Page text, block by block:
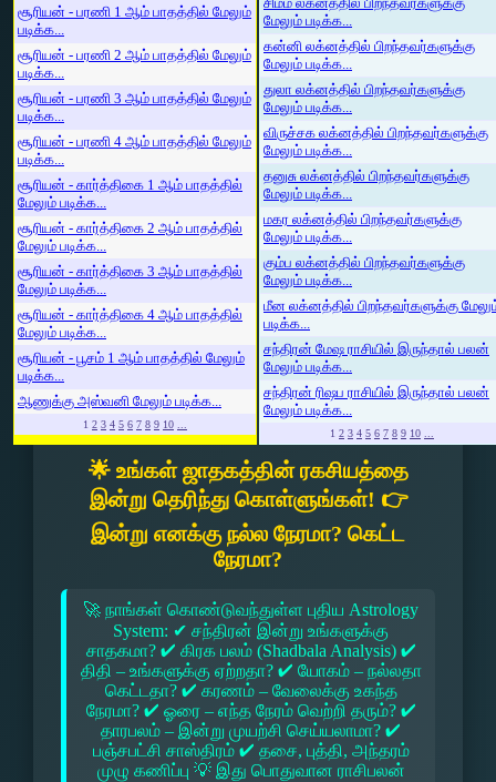
சூரியன் - பரணி 1 ஆம் பாதத்தில் மேலும்
படிக்க...
சூரியன் - பரணி 2 ஆம் பாதத்தில் மேலும்
படிக்க...
சூரியன் - பரணி 3 ஆம் பாதத்தில் மேலும்
படிக்க...
சூரியன் - பரணி 4 ஆம் பாதத்தில் மேலும்
படிக்க...
சூரியன் - கார்த்திகை 1 ஆம் பாதத்தில்
மேலும் படிக்க...
சூரியன் - கார்த்திகை 2 ஆம் பாதத்தில்
மேலும் படிக்க...
சூரியன் - கார்த்திகை 3 ஆம் பாதத்தில்
மேலும் படிக்க...
சூரியன் - கார்த்திகை 4 ஆம் பாதத்தில்
மேலும் படிக்க...
சூரியன் - பூசம் 1 ஆம் பாதத்தில் மேலும்
படிக்க...
ஆணுக்கு அஸ்வனி மேலும் படிக்க...
1 2 3 4 5 6 7 8 9 10 ...
மேலும் படிக்க...
கன்னி லக்னத்தில் பிறந்தவர்களுக்கு
மேலும் படிக்க...
துலா லக்னத்தில் பிறந்தவர்களுக்கு
மேலும் படிக்க...
விருச்சக லக்னத்தில் பிறந்தவர்களுக்கு
மேலும் படிக்க...
தனுசு லக்னத்தில் பிறந்தவர்களுக்கு
மேலும் படிக்க...
மகர லக்னத்தில் பிறந்தவர்களுக்கு
மேலும் படிக்க...
கும்ப லக்னத்தில் பிறந்தவர்களுக்கு
மேலும் படிக்க...
மீன லக்னத்தில் பிறந்தவர்களுக்கு
படிக்க...
சந்திரன் மேஷ ராசியில் இருந்தால் பலன்
மேலும் படிக்க...
சந்திரன் ரிஷப ராசியில் இருந்தால் பலன்
மேலும் படிக்க...
1 2 3 4 5 6 7 8 9 10 ...
🌟 உங்கள் ஜாதகத்தின் ரகசியத்தை
இன்று தெரிந்து கொள்ளுங்கள்! 👉
இன்று எனக்கு நல்ல நேரமா? கெட்ட
நேரமா?
🚀 நாங்கள் கொண்டுவந்துள்ள புதிய Astrology
System: ✔ சந்திரன் இன்று உங்களுக்கு
சாதகமா? ✔ கிரக பலம் (Shadbala Analysis) ✔
திதி – உங்களுக்கு ஏற்றதா? ✔ யோகம் – நல்லதா
கெட்டதா? ✔ கரணம் – வேலைக்கு உகந்த
நேரமா? ✔ ஓரை – எந்த நேரம் வெற்றி தரும்? ✔
தாரபலம் – இன்று முயற்சி செய்யலாமா? ✔
பஞ்சபட்சி சாஸ்திரம் ✔ தசை, புத்தி, அந்தரம்
முழு கணிப்பு 💡 இது பொதுவான ராசிபலன்